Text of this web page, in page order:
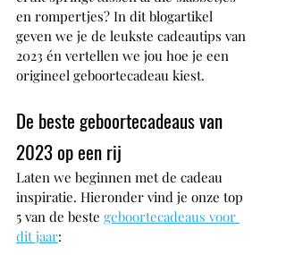
en rompertjes? In dit blogartikel
geven we je de leukste cadeautips van
2023 én vertellen we jou hoe je een
origineel geboortecadeau kiest.
De beste geboortecadeaus van
2023 op een rij
Laten we beginnen met de cadeau
inspiratie. Hieronder vind je onze top
5 van de beste geboortecadeaus voor
dit jaar: